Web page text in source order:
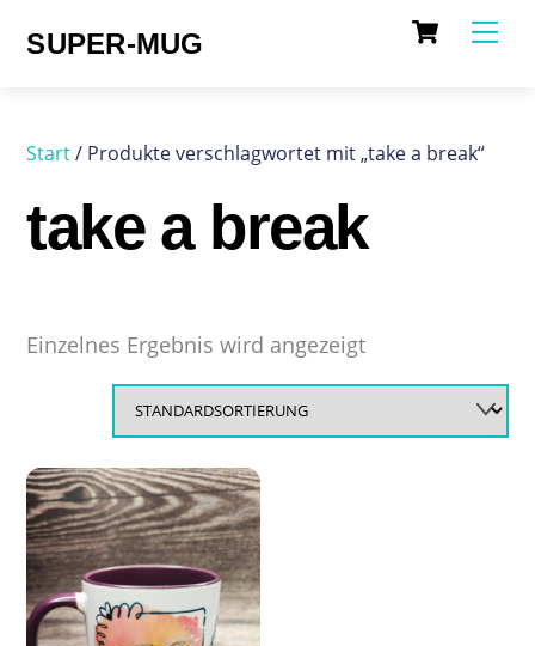
Cart
SUPER-MUG
Start/ Produkte verschlagwortet mit „take a break“
take a break
Einzelnes Ergebnis wird angezeigt